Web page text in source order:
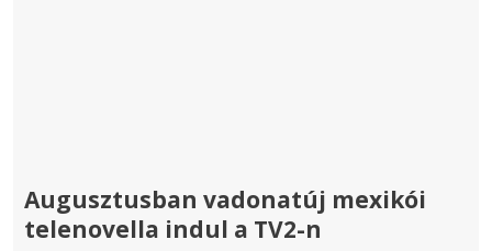
Augusztusban vadonatúj mexikói
telenovella indul a TV2-n